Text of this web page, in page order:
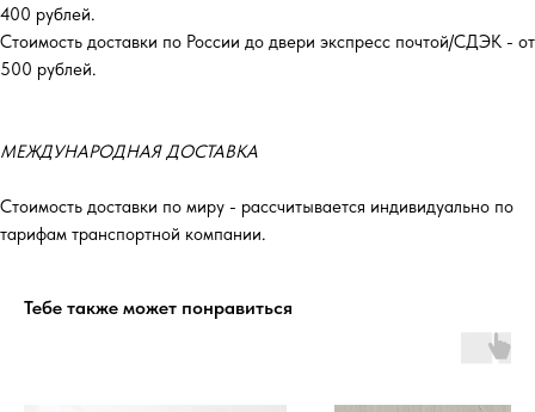
400 рублей.
Стоимость доставки по России до двери экспресс почтой/СДЭК - от
500 рублей.
МЕЖДУНАРОДНАЯ ДОСТАВКА
Стоимость доставки по миру - рассчитывается индивидуально по
тарифам транспортной компании.
Тебе также может понравиться